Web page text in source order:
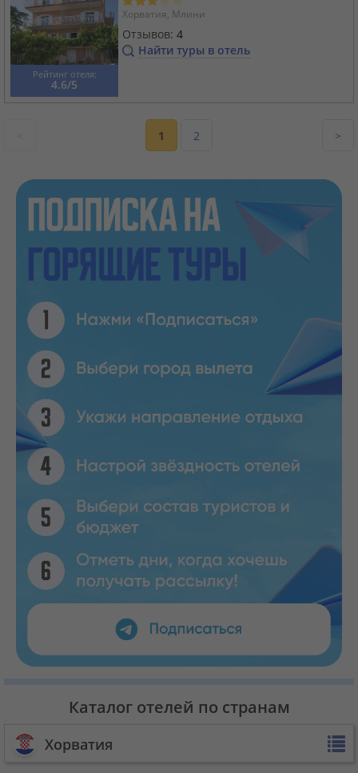
Рейтинг отеля:
4.6/5
Хорватия, Млини
Отзывов: 4
Найти туры в отель
1 2 >
Каталог отелей по странам
Хорватия